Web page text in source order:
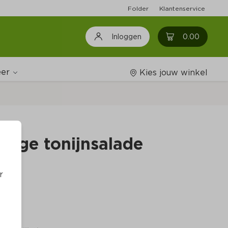
Folder Klantenservice
Inloggen 0.00 0
Kies jouw winkel
tonijnsalade